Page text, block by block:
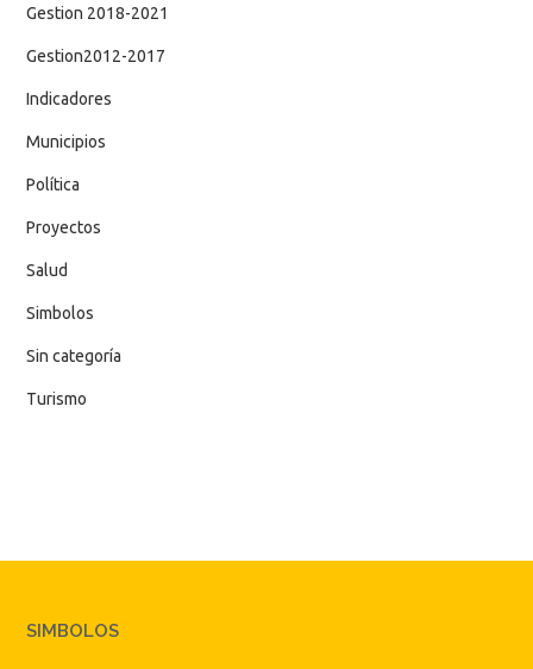
Gestion 2018-2021
Gestion2012-2017
Indicadores
Municipios
Política
Proyectos
Salud
Simbolos
Sin categoría
Turismo
SIMBOLOS